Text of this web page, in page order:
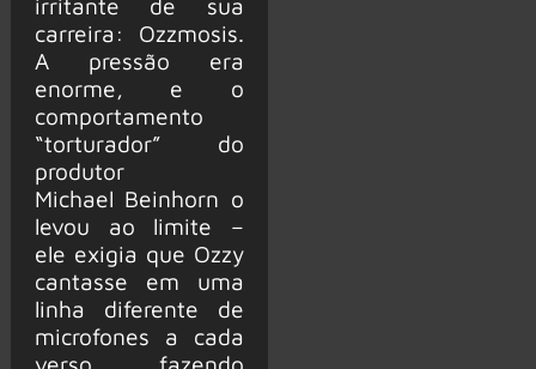
irritante de sua
carreira: Ozzmosis.
A pressão era
enorme, e o
comportamento
“torturador” do
produtor
Michael Beinhorn o
levou ao limite –
ele exigia que Ozzy
cantasse em uma
linha diferente de
microfones a cada